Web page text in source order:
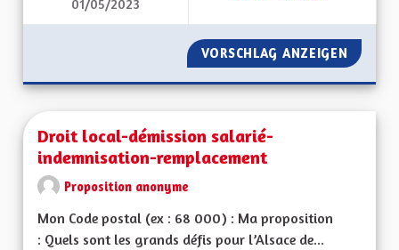
01/05/2023 FAIRE INVALIDER
VORSCHLAG ANZEIGEN FAIRE
Droit local-démission salarié-
indemnisation-remplacement
Proposition anonyme
Mon Code postal (ex : 68 000) : Ma proposition
: Quels sont les grands défis pour l’Alsace de...